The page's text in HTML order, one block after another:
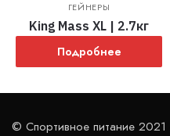
ГЕЙНЕРЫ
King Mass XL | 2.7кг
Подробнее
© Спортивное питание 2021